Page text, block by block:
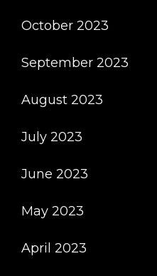
October 2023
September 2023
August 2023
July 2023
June 2023
May 2023
April 2023